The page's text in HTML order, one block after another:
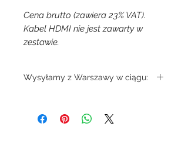
Cena brutto (zawiera 23% VAT).
Kabel HDMI nie jest zawarty w
zestawie.
Wysyłamy z Warszawy w ciągu: